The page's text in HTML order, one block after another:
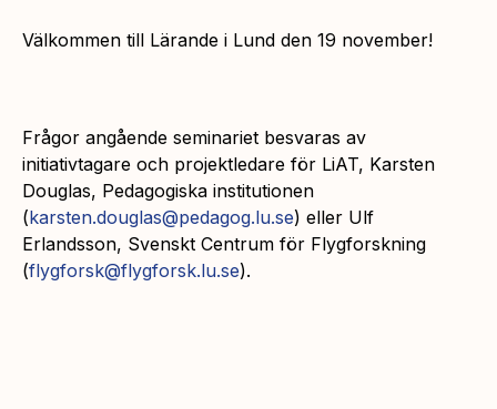
Välkommen till Lärande i Lund den 19 november!
Frågor angående seminariet besvaras av
initiativtagare och projektledare för LiAT, Karsten
Douglas, Pedagogiska institutionen
(karsten.douglas@pedagog.lu.se) eller Ulf
Erlandsson, Svenskt Centrum för Flygforskning
(flygforsk@flygforsk.lu.se).